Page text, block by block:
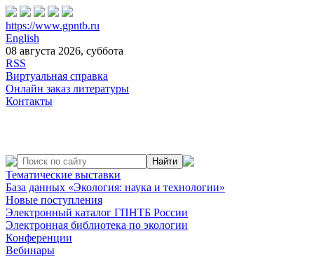
https://www.gpntb.ru
English
08 августа 2026, суббота
RSS
Виртуальная справка
Онлайн заказ литературы
Контакты
Тематические выставки
База данных «Экология: наука и технологии»
Новые поступления
Электронный каталог ГПНТБ России
Электронная библиотека по экологии
Конференции
Вебинары